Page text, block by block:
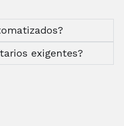
exigentes?